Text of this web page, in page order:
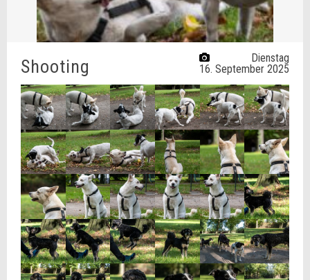
Dienstag
16. September 2025
Shooting